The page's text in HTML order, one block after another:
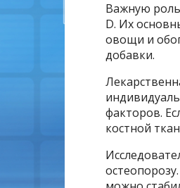
Важную
D. Их
овощи и
добавки.
факторов.
костной